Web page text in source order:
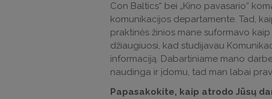
Con Baltics“ bei „Kino pavasario“
komunikacijos departamente. Tad,
praktinės žinios mane suformavo
džiaugiuosi, kad studijavau
informaciją. Dabartiniame mano
naudinga ir įdomu, tad man labai
Papasakokite, kaip atrodo Jūsų